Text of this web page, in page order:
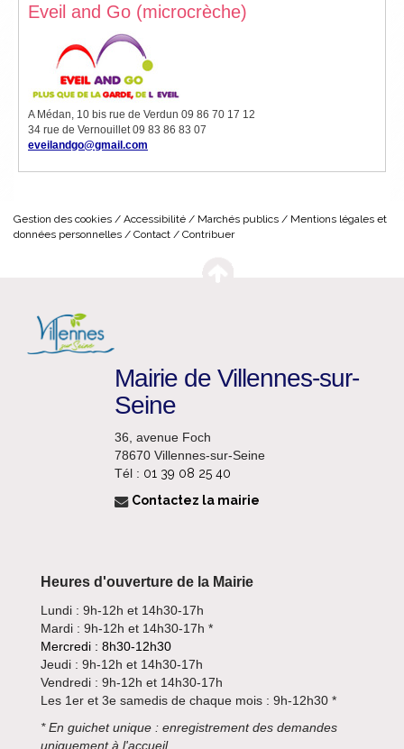
Eveil and Go (microcrèche)
A Médan, 10 bis rue de Verdun 09 86 70 17 12
34 rue de Vernouillet09 83 86 83 07
eveilandgo@gmail.com
Gestion des cookies Accessibilité Marchés publics
Mentions légales et
données personnelles
Contact Contribuer
Mairie de Villennes-sur-
Seine
36, avenue Foch
78670 Villennes-sur-Seine
Tél : 01 39 08 25 40
Contactez la mairie
Heures d'ouverture de la Mairie
Lundi : 9h-12h et 14h30-17h
Mardi : 9h-12h et 14h30-17h *
Mercredi : 8h30-12h30
Jeudi : 9h-12h et 14h30-17h
Vendredi : 9h-12h et 14h30-17h
Les 1er et 3e samedis de chaque mois : 9h-12h30 *
*En guichet unique : enregistrement des demandes
uniquement à l'accueil